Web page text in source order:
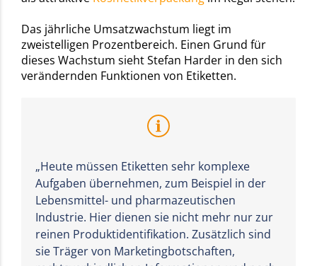
Das jährliche Umsatzwachstum liegt im
zweistelligen Prozentbereich. Einen Grund für
dieses Wachstum sieht Stefan Harder in den sich
verändernden Funktionen von Etiketten.
„Heute müssen Etiketten sehr komplexe
Aufgaben übernehmen, zum Beispiel in der
Lebensmittel- und pharmazeutischen
Industrie. Hier dienen sie nicht mehr nur zur
reinen Produktidentifikation. Zusätzlich sind
sie Träger von Marketingbotschaften,